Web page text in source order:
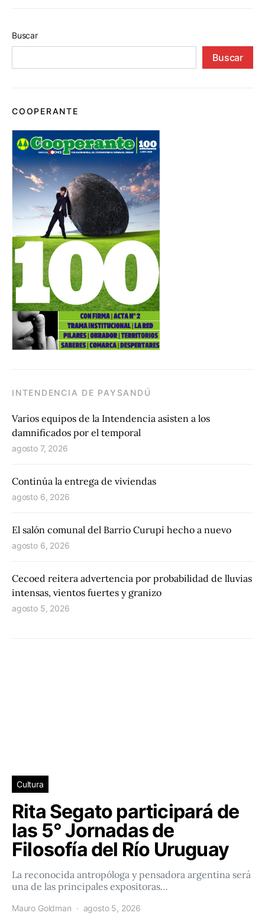
Buscar
Buscar
COOPERANTE
INTENDENCIA DE PAYSANDÚ
Varios equipos de la Intendencia asisten a los
damnificados por el temporal
agosto 7, 2026
Continúa la entrega de viviendas
agosto 6, 2026
El salón comunal del Barrio Curupí hecho a nuevo
agosto 6, 2026
Cecoed reitera advertencia por probabilidad de lluvias
intensas, vientos fuertes y granizo
agosto 5, 2026
Cultura
Rita Segato participará de
las 5° Jornadas de
Filosofía del Río Uruguay
La reconocida antropóloga y pensadora argentina será
una de las principales expositoras…
Mauro Goldman agosto 5, 2026